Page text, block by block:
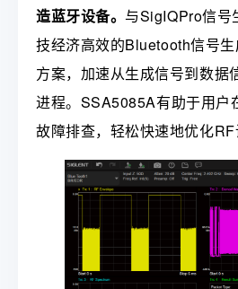
造蓝牙设备。 与SigIQPro信号
技经济高效的Bluetooth信号
方案，加速从生成信号到数据
进程。SSA5085A有助于用户
故障排查，轻松快速地优化RF